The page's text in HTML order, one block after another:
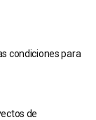
condiciones para
de